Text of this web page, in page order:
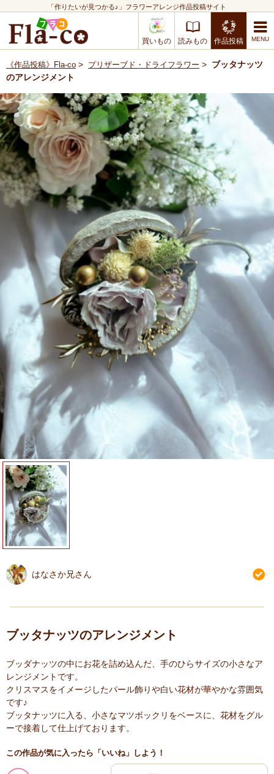
「作りたいが見つかる♪」フラワーアレンジ作品投稿サイト
買いもの 読みもの 作品投稿
《作品投稿》Fla-co > プリザーブド・ドライフラワー > ブッタナッツ
のアレンジメント
はなさか兄さん
ブッタナッツのアレンジメント
ブッダナッツの中にお花を詰め込んだ、手のひらサイズの小さなア
レンジメントです。
クリスマスをイメージしたパール飾りや白い花材が華やかな雰囲気
です♪
ブッタナッツに入る、小さなマツボックリをベースに、花材をグル
ーで接着して仕上げております。
この作品が気に入ったら「いいね」しよう！